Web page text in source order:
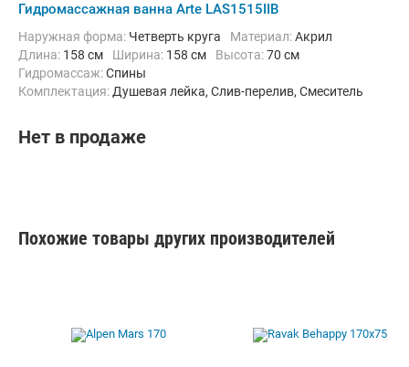
Гидромассажная ванна Arte LAS1515IIB
Наружная форма: Четверть круга Материал:Акрил
Длина: 158 см Ширина: 158 см Высота:70 см
Гидромассаж:Спины
Комплектация: Душевая лейка, Слив-перелив, Смеситель
Нет в продаже
Похожие товары других производителей